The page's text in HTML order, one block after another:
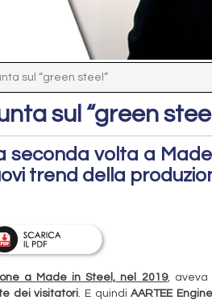
sul “green steel”
sul “green
seconda volta a
trend della
a Made in Steel, nel 2019, aveva
dei visitatori. E quindiAARTEE